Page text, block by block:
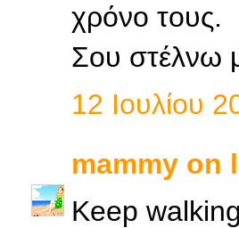
χρόνο τους.
Σου στέλνω
12 Ιουλίου
mammy on
Keep